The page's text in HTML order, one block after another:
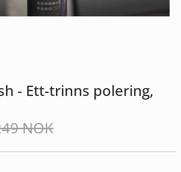
- Ett-trinns polering,
NOK